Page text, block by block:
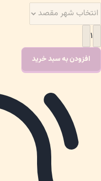
۱
افزودن به سبد خرید